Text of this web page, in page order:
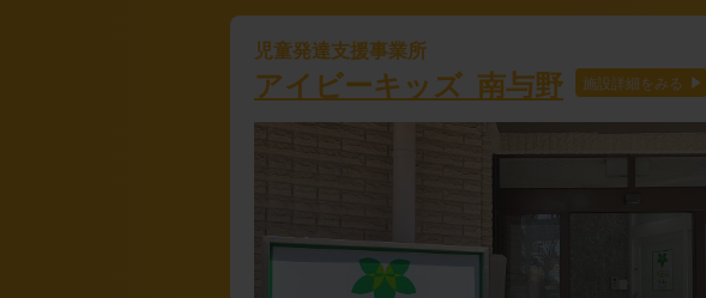
児童発達支援事業所
アイビーキッズ 南与野